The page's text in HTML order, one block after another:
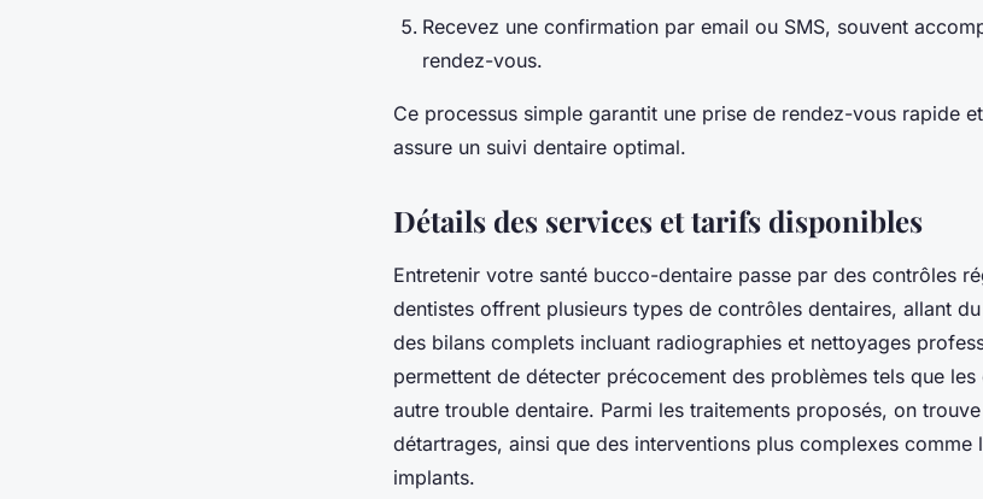
Recevez une confirmation par email ou SMS, souvent
rendez-vous.
Ce processus simple garantit une prise de rendez-vous rapide
assure un suivi dentaire optimal.
Détails des services et tarifs disponibles
Entretenir votre santé bucco-dentaire passe par des contrôles
dentistes offrent plusieurs types de contrôles dentaires, allant
des bilans complets incluant radiographies et nettoyages
permettent de détecter précocement des problèmes tels que
autre trouble dentaire. Parmi les traitements proposés, on
détartrages, ainsi que des interventions plus complexes comme
implants.